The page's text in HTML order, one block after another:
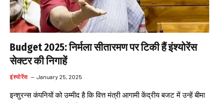
Budget 2025: निर्मला सीतारमण पर टिकी हैं इंश्योरेंस
सेक्टर की निगाहें
इंश्योरेंस January 25, 2025
इन्शुरन्स कंपनियों को उम्मीद है कि वित्त मंत्री आगामी केंद्रीय बजट में उन्हें बीमा